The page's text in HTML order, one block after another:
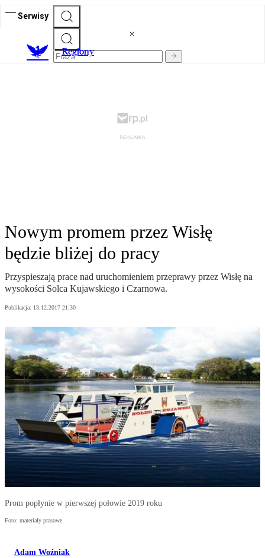
Serwisy
Regiony
Nowym promem przez Wisłę
będzie bliżej do pracy
Przyspieszają prace nad uruchomieniem przeprawy przez Wisłę na
wysokości Solca Kujawskiego i Czarnowa.
Publikacja: 13.12.2017 21:30
Prom popłynie w pierwszej połowie 2019 roku
Foto: materiały prasowe
Adam Woźniak